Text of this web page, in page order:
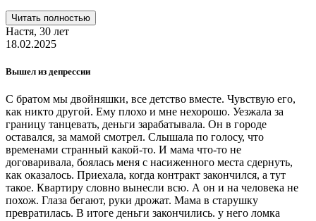
Читать полностью
Настя, 30 лет
18.02.2025
Вышел из депрессии
С братом мы двойняшки, все детство вместе. Чувствую его,
как никто другой. Ему плохо и мне нехорошо. Уезжала за
границу танцевать, деньги зарабатывала. Он в городе
оставался, за мамой смотрел. Слышала по голосу, что
временами странный какой-то. И мама что-то не
договаривала, боялась меня с насиженного места сдернуть,
как оказалось. Приехала, когда контракт закончился, а тут
такое. Квартиру словно вынесли всю. А он и на человека не
похож. Глаза бегают, руки дрожат. Мама в старушку
превратилась. В итоге деньги закончились. у него ломка